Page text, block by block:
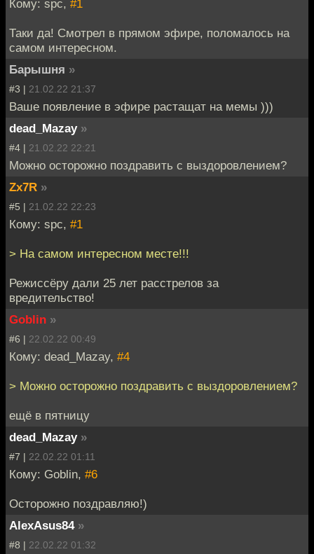
Кому: spc, #1
Таки да! Смотрел в прямом эфире, поломалось на
самом интересном.
Барышня »
#3 | 21.02.22 21:37
Ваше появление в эфире растащат на мемы )))
dead_Mazay »
#4 | 21.02.22 22:21
Можно осторожно поздравить с выздоровлением?
Zx7R »
#5 | 21.02.22 22:23
Кому: spc, #1
> На самом интересном месте!!!
Режиссёру дали 25 лет расстрелов за
вредительство!
Goblin »
#6 | 22.02.22 00:49
Кому: dead_Mazay, #4
> Можно осторожно поздравить с выздоровлением?
ещё в пятницу
dead_Mazay »
#7 | 22.02.22 01:11
Кому: Goblin, #6
Осторожно поздравляю!)
AlexAsus84 »
#8 | 22.02.22 01:32